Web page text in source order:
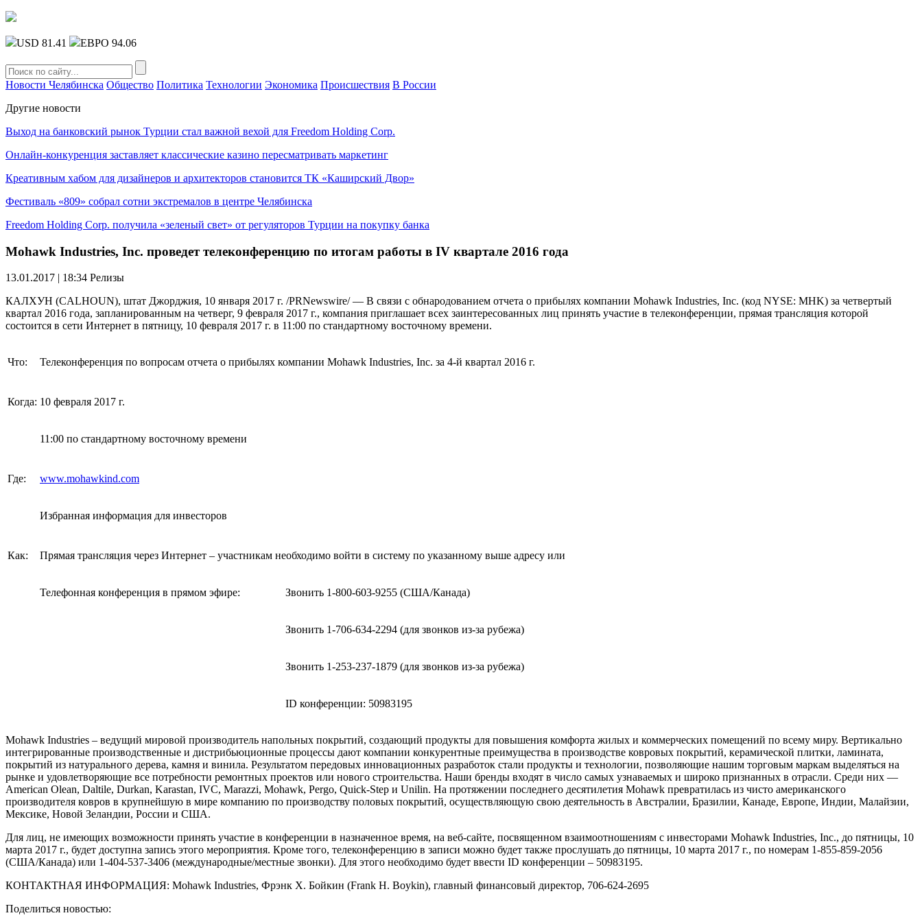
USD 81.41 ЕВРО 94.06
Новости Челябинска Общество Политика Технологии Экономика Происшествия В России
Другие новости
Выход на банковский рынок Турции стал важной вехой для Freedom Holding Corp.
Онлайн-конкуренция заставляет классические казино пересматривать маркетинг
Креативным хабом для дизайнеров и архитекторов становится ТК «Каширский Двор»
Фестиваль «809» собрал сотни экстремалов в центре Челябинска
Freedom Holding Corp. получила «зеленый свет» от регуляторов Турции на покупку банка
Mohawk Industries, Inc. проведет телеконференцию по итогам работы в IV квартале 2016 года
13.01.2017 | 18:34 Релизы
КАЛХУН (CALHOUN), штат Джорджия, 10 января 2017 г. /PRNewswire/ — В связи с обнародованием отчета о прибылях компании Mohawk Industries, Inc. (код NYSE: MHK) за четвертый
квартал 2016 года, запланированным на четверг, 9 февраля 2017 г., компания приглашает всех заинтересованных лиц принять участие в телеконференции, прямая трансляция которой
состоится в сети Интернет в пятницу, 10 февраля 2017 г. в 11:00 по стандартному восточному времени.
Что: Телеконференция по вопросам отчета о прибылях компании Mohawk Industries, Inc. за 4-й квартал 2016 г.
Когда: 10 февраля 2017 г.
11:00 по стандартному восточному времени
Где: www.mohawkind.com
Избранная информация для инвесторов
Как: Прямая трансляция через Интернет – участникам необходимо войти в систему по указанному выше адресу или
Телефонная конференция в прямом эфире: Звонить 1-800-603-9255 (США/Канада)
Звонить 1-706-634-2294 (для звонков из-за рубежа)
Звонить 1-253-237-1879 (для звонков из-за рубежа)
ID конференции: 50983195
Mohawk Industries – ведущий мировой производитель напольных покрытий, создающий продукты для повышения комфорта жилых и коммерческих помещений по всему миру. Вертикально
интегрированные производственные и дистрибьюционные процессы дают компании конкурентные преимущества в производстве ковровых покрытий, керамической плитки, ламината,
покрытий из натурального дерева, камня и винила. Результатом передовых инновационных разработок стали продукты и технологии, позволяющие нашим торговым маркам выделяться на
рынке и удовлетворяющие все потребности ремонтных проектов или нового строительства. Наши бренды входят в число самых узнаваемых и широко признанных в отрасли. Среди них —
American Olean, Daltile, Durkan, Karastan, IVC, Marazzi, Mohawk, Pergo, Quick-Step и Unilin. На протяжении последнего десятилетия Mohawk превратилась из чисто американского
производителя ковров в крупнейшую в мире компанию по производству половых покрытий, осуществляющую свою деятельность в Австралии, Бразилии, Канаде, Европе, Индии, Малайзии,
Мексике, Новой Зеландии, России и США.
Для лиц, не имеющих возможности принять участие в конференции в назначенное время, на веб-сайте, посвященном взаимоотношениям с инвесторами Mohawk Industries, Inc., до пятницы, 10
марта 2017 г., будет доступна запись этого мероприятия. Кроме того, телеконференцию в записи можно будет также прослушать до пятницы, 10 марта 2017 г., по номерам 1-855-859-2056
(США/Канада) или 1-404-537-3406 (международные/местные звонки). Для этого необходимо будет ввести ID конференции – 50983195.
КОНТАКТНАЯ ИНФОРМАЦИЯ: Mohawk Industries, Фрэнк Х. Бойкин (Frank H. Boykin), главный финансовый директор, 706-624-2695
Поделиться новостью: